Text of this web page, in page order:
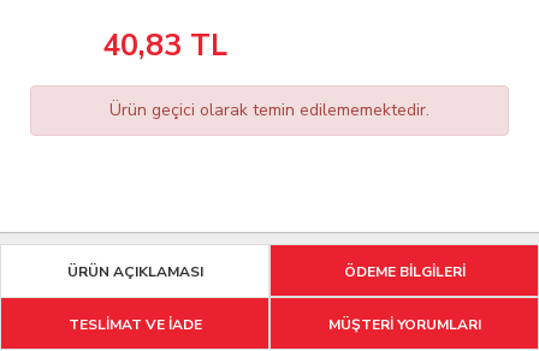
40,83 TL
Ürün geçici olarak temin edilememektedir.
ÜRÜN AÇIKLAMASI ÖDEME BİLGİLERİ
TESLİMAT VE İADE MÜŞTERİ YORUMLARI